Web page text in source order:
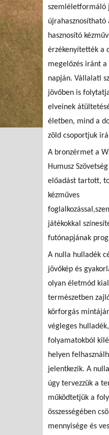
szemléletformáló
újrahasznosítható
hasznosító
érzékenyítették a
megelőzés iránt
napján. Vállalati
jövőben is
elveinek
életben, mind a
zöld csoportjuk
A bronzérmet a
Humusz
előadást tartott,
kézműves
játékokkal
futónapjának
A nulla hulladék
jövőkép és
olyan életmód
természetben
körforgás
végleges
folyamatokból
helyen
jelentkezik. A
úgy tervezzük a
működtetjük a
összességében
mennyisége és